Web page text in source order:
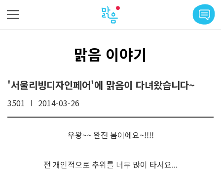
맑음 이야기
'서울리빙디자인페어'에 맑음이 다녀왔습니다~
3501 2014-03-26
우왕~~ 완전 봄이에요~!!!!
전 개인적으로 추위를 너무 많이 타서요...